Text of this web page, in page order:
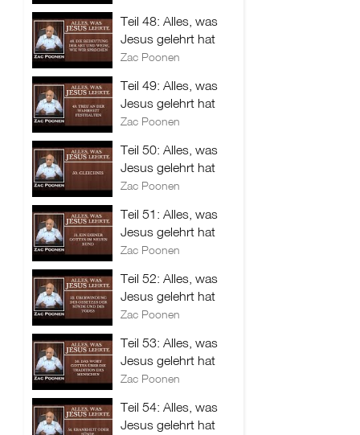
Teil 48: Alles, was
Jesus gelehrt hat
Zac Poonen
Teil 49: Alles, was
Jesus gelehrt hat
Zac Poonen
Teil 50: Alles, was
Jesus gelehrt hat
Zac Poonen
Teil 51: Alles, was
Jesus gelehrt hat
Zac Poonen
Teil 52: Alles, was
Jesus gelehrt hat
Zac Poonen
Teil 53: Alles, was
Jesus gelehrt hat
Zac Poonen
Teil 54: Alles, was
Jesus gelehrt hat